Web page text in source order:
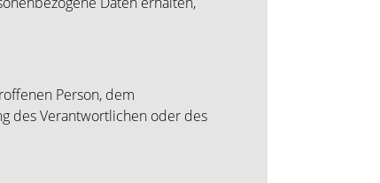
Person, dem
des Verantwortlichen oder des